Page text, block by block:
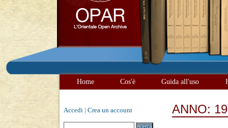
Home Cos'è Guida all'uso
Accedi Crea un account ANNO: